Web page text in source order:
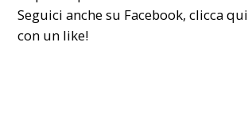
Seguici anche su Facebook,clicca qui
con un like!